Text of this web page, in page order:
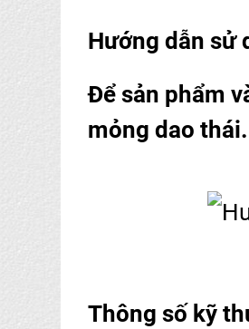
Hướng dẫn sử
Để sản phẩm
mỏng dao thái.
Thông số kỹ